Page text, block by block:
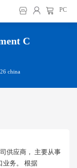
PC
C
china
供应商， 主要从事
业务。 根据